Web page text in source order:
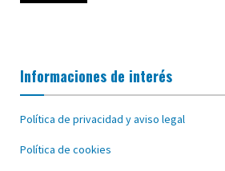
Informaciones de interés
Política de privacidad y aviso legal
Política de cookies